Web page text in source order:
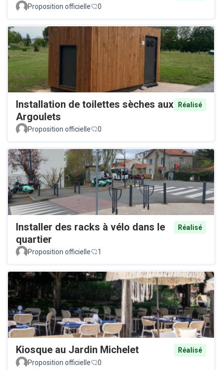
Proposition officielle
0
Installation de toilettes sèches aux
Argoulets
Réalisé
Proposition officielle 0
Installer des racks à vélo dans le
quartier
Réalisé
Proposition officielle 1
Kiosque au Jardin Michelet
Réalisé
Proposition officielle
0